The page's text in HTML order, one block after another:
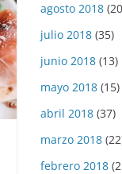
agosto 2018
julio 2018 (35)
junio 2018 (13)
mayo 2018 (15)
abril 2018 (37)
marzo 2018
febrero 2018